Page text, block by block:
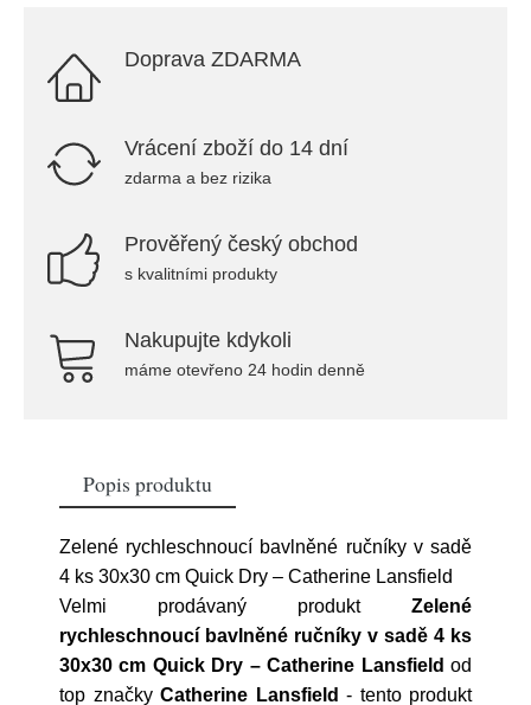
Doprava ZDARMA
Vrácení zboží do 14 dní
zdarma a bez rizika
Prověřený český obchod
s kvalitními produkty
Nakupujte kdykoli
máme otevřeno 24 hodin denně
Popis produktu
Zelené rychleschnoucí bavlněné ručníky v sadě
4 ks 30x30 cm Quick Dry – Catherine Lansfield
Velmi prodávaný produkt Zelené
rychleschnoucí bavlněné ručníky v sadě 4 ks
30x30 cm Quick Dry – Catherine Lansfield od
top značky Catherine Lansfield - tento produkt